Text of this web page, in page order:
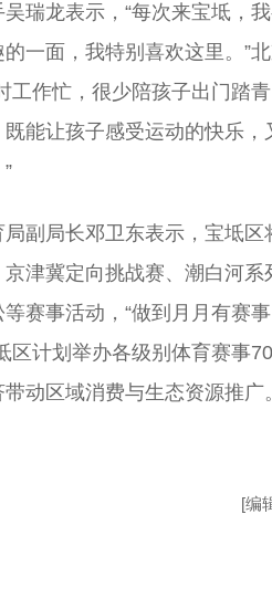
瑞龙表示，“每次来宝坻，
一面，我特别喜欢这里。”
工作忙，很少陪孩子出门踏
能让孩子感受运动的快乐，
局长邓卫东表示，宝坻区
津冀定向挑战赛、潮白河系
赛事活动，“做到月月有赛
区计划举办各级别体育赛事
动区域消费与生态资源推广
[编